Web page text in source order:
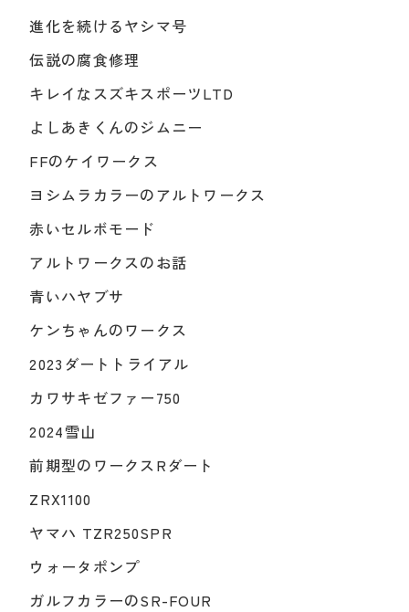
進化を続けるヤシマ号
伝説の腐食修理
キレイなスズキスポーツLTD
よしあきくんのジムニー
FFのケイワークス
ヨシムラカラーのアルトワークス
赤いセルボモード
アルトワークスのお話
青いハヤブサ
ケンちゃんのワークス
2023ダートトライアル
カワサキゼファー750
2024雪山
前期型のワークスRダート
ZRX1100
ヤマハ TZR250SPR
ウォータポンプ
ガルフカラーのSR-FOUR